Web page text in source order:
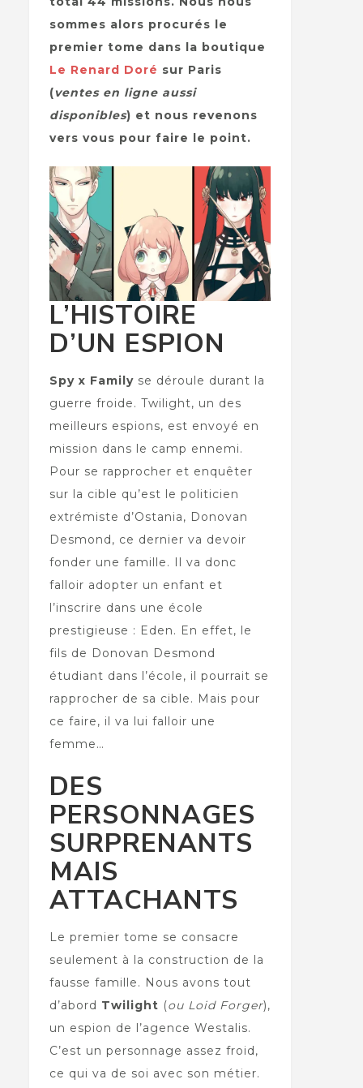
sommes alors procurés le
premier tome dans la boutique
Le Renard Doré sur Paris
(ventes en ligne aussi
disponibles) et nous revenons
vers vous pour faire le point.
L’HISTOIRE
D’UN ESPION
Spy x Familyse déroule durant la
guerre froide. Twilight, un des
meilleurs espions, est envoyé en
mission dans le camp ennemi.
Pour se rapprocher et enquêter
sur la cible qu’est le politicien
extrémiste d’Ostania, Donovan
Desmond, ce dernier va devoir
fonder une famille. Il va donc
falloir adopter un enfant et
l’inscrire dans une école
prestigieuse : Eden. En effet, le
fils de Donovan Desmond
étudiant dans l’école, il pourrait se
rapprocher de sa cible. Mais pour
ce faire, il va lui falloir une
femme…
DES
PERSONNAGES
SURPRENANTS
MAIS
ATTACHANTS
Le premier tome se consacre
seulement à la construction de la
fausse famille. Nous avons tout
d’abord Twilight (ou Loid Forger),
un espion de l’agence Westalis.
C’est un personnage assez froid,
ce qui va de soi avec son métier.